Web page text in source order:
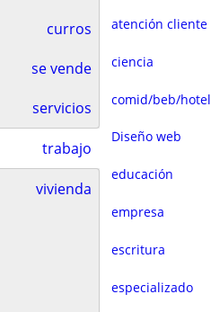
curros
se vende
servicios
trabajo
vivienda
atención cliente
ciencia
comid/beb/hotel
Diseño web
educación
empresa
escritura
especializado